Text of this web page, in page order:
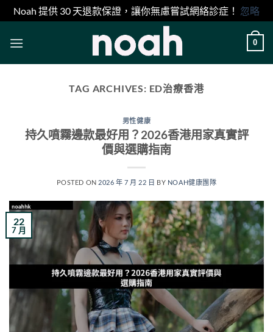
Noah 提供 30 天退款保證，讓你無慮嘗試網絡診症！ 忽略
0
TAG ARCHIVES: ED治療香港
男性健康
持久噴霧邊款最好用？2026香港用家真實評
價與選購指南
POSTED ON 2026 年 7 月 22 日 BY NOAH健康團隊
22
7 月